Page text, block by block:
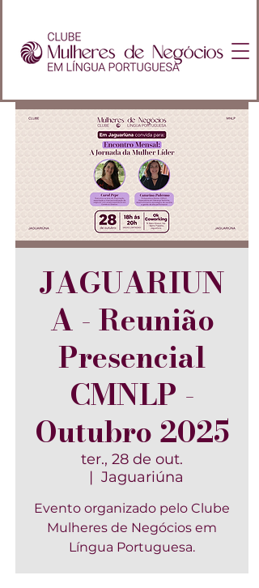
JAGUARIUN
A - Reunião
Presencial
CMNLP -
Outubro 2025
ter., 28 de out.
  |
Jaguariúna
Evento organizado pelo Clube
Mulheres de Negócios em
Língua Portuguesa.